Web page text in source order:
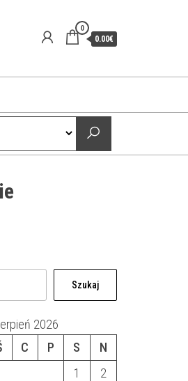
0
0.00€
Szukaj
2026
C P S
N
1
2